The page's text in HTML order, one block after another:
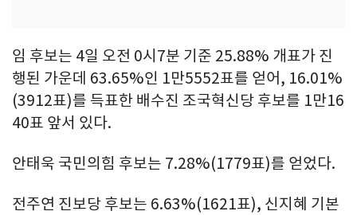
임 후보는 4일 오전 0시7분 기준 25.88% 개표가 진
행된 가운데 63.65%인 1만5552표를 얻어, 16.01%
(3912표)를 득표한 배수진 조국혁신당 후보를 1만16
40표 앞서 있다.
안태욱 국민의힘 후보는 7.28%(1779표)를 얻었다.
전주연 진보당 후보는 6.63%(1621표), 신지혜 기본